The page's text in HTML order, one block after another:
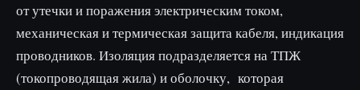
от утечки и поражения электрическим током,
механическая и термическая защита кабеля, индикация
проводников. Изоляция подразделяется на ТПЖ
(токопроводящая жила) и оболочку, которая